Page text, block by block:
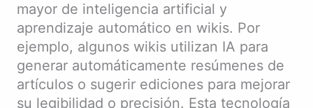
mayor de inteligencia artificial y
aprendizaje automático en wikis. Por
ejemplo, algunos wikis utilizan IA para
generar automáticamente resúmenes de
artículos o sugerir ediciones para mejorar
su legibilidad o precisión. Esta tecnología